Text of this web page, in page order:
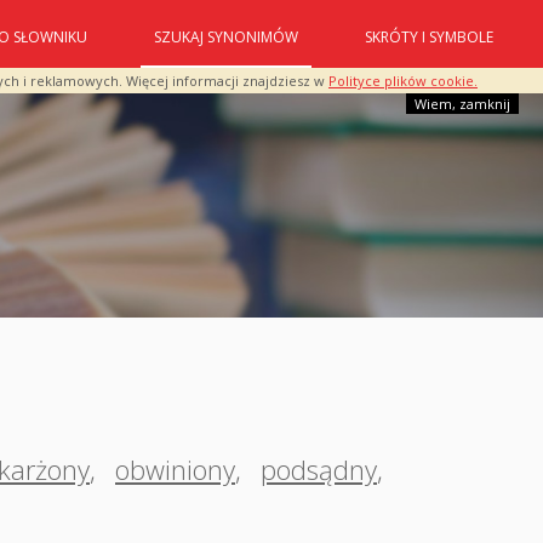
i reklamowych. Więcej informacji znajdziesz w Polityce plików cookie.
Wiem, zamknij
O SŁOWNIKU SZUKAJ SYNONIMÓW SKRÓTY I SYMBOLE
, obwiniony, podsądny,